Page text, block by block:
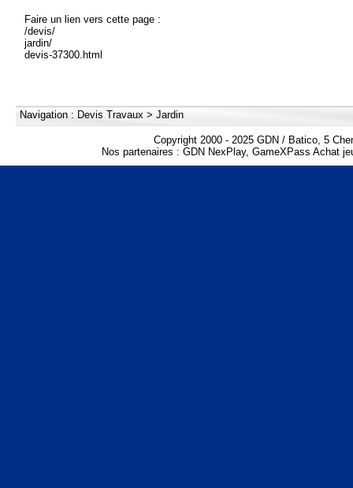
Faire un lien vers cette page :
/devis/
jardin/
devis-37300.html
Navigation : Devis Travaux > Jardin
Copyright 2000 - 2025 GDN / Batico, 5
Nos partenaires : GDN NexPlay, GameXPass Achat